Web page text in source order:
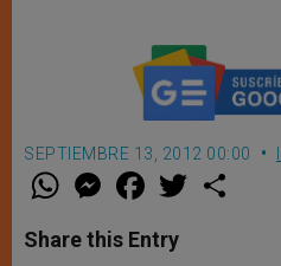
SEPTIEMBRE 13, 2012 00:00
W
t
s
M
e
s
e
F
a
e
b
w
Share this Entry